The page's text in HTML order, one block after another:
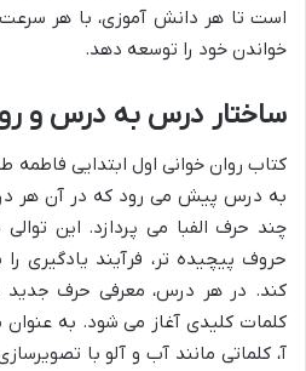
است تا هر دانش آموزی، با هر سرعت
خواندن خود را توسعه دهد.
ساختار درس به درس و
کتاب روان خوانی اول ابتدایی
به درس پیش می رود که در آن هر
چند حرف الفبا می پردازد. این
حروف پیچیده تر، فرآیند یادگیری
کند. در هر درس، معرفی حرف جدید
کلمات کلیدی آغاز می شود. به
آ، کلماتی مانند آب و آلو با